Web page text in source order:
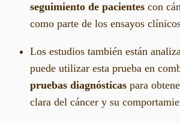
seguimiento de pacientes con
como parte de los ensayos
Los estudios también están
puede utilizar esta prueba en
pruebas diagnósticas para
clara del cáncer y su